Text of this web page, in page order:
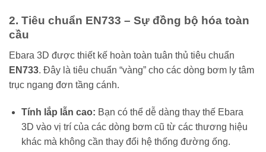
2. Tiêu chuẩn EN733 – Sự đồng bộ hóa toàn
cầu
Ebara 3D được thiết kế hoàn toàn tuân thủ tiêu chuẩn
EN733. Đây là tiêu chuẩn “vàng” cho các dòng bơm ly tâm
trục ngang đơn tầng cánh.
Tính lắp lẫn cao: Bạn có thể dễ dàng thay thế Ebara
3D vào vị trí của các dòng bơm cũ từ các thương hiệu
khác mà không cần thay đổi hệ thống đường ống.